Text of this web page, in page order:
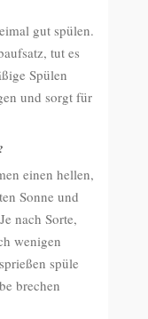
gut spülen.
tut es
Spülen
und sorgt für
einen hellen,
Sonne und
nach Sorte,
wenigen
spüle
brechen